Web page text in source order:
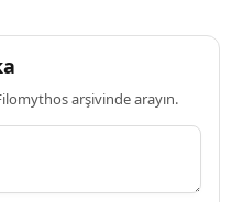
arşivinde arayın.